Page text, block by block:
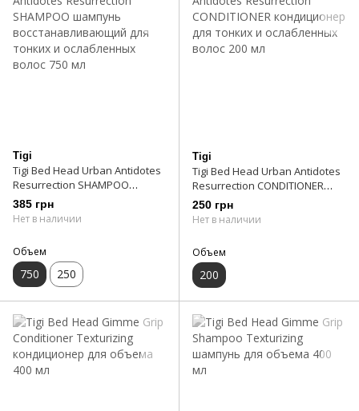
Tigi
Tigi Bed Head Urban Antidotes
Resurrection SHAMPOO
шампунь
восстанавливающий для
385 грн
Нет в наличии
Объем
750 250
Tigi
Tigi Bed Head Urban Antidotes
Resurrection CONDITIONER
кондиционер для тонких и
ослабленных волос 200 мл
250 грн
Нет в наличии
Объем
200